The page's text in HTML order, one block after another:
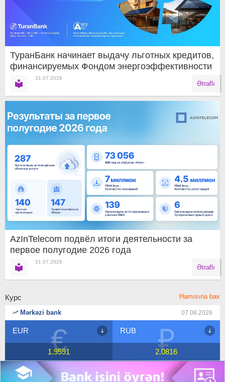
ТуранБанк начинает выдачу льготных кредитов,
финансируемых Фондом энергоэффективности
31.07.2026
Ətraflı
AzInTelecom подвёл итоги деятельности за
первое полугодие 2026 года
31.07.2026
Ətraflı
Курс Hamısına bax
Mərkəzi bank 07.08.2026
₽
RUB
2.0816 $
USD
1.7